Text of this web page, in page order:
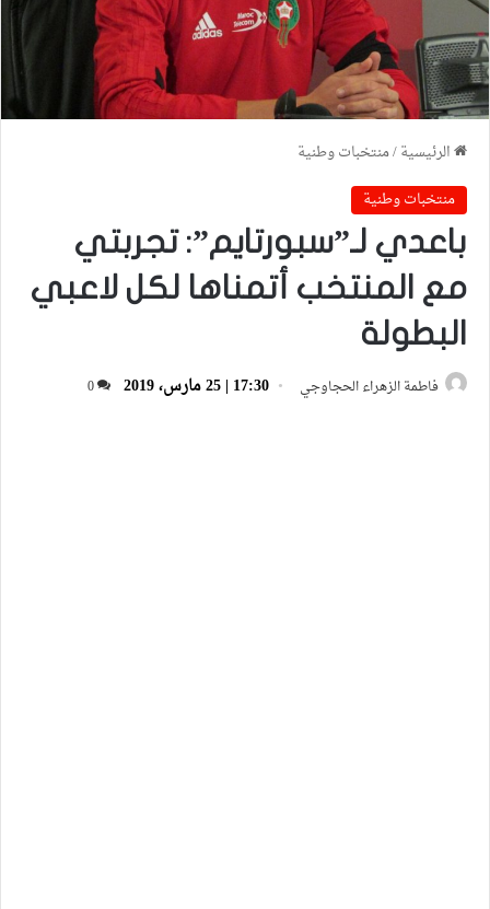
الرئيسية/منتخبات وطنية
منتخبات وطنية
باعدي لـ”سبورتايم”: تجربتي
مع المنتخب أتمناها لكل لاعبي
البطولة
فاطمة الزهراء الحجاوجي 17:30 | 25 مارس، 2019 0